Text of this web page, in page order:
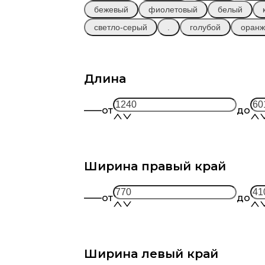
бежевый
фиолетовый белый
светло-серый
голубой
Длина
от до
Ширина правый край
от до
Ширина левый край
ЭТНА
Прямой
184 000
(А41Л-В3С-А41П)